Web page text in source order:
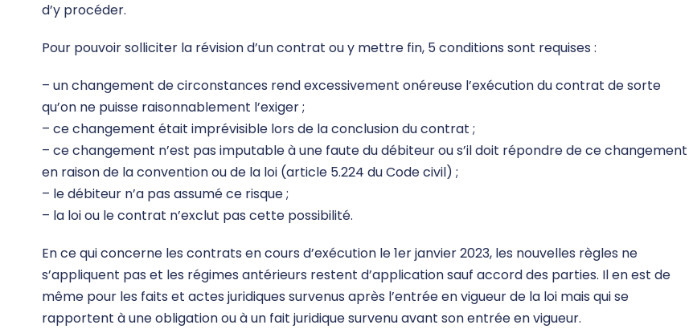
d’y procéder.
Pour pouvoir solliciter la révision d’un contrat ou y mettre fin, 5 conditions sont requises :
– un changement de circonstances rend excessivement onéreuse l’exécution du contrat de sorte
qu’on ne puisse raisonnablement l’exiger ;
– ce changement était imprévisible lors de la conclusion du contrat ;
– ce changement n’est pas imputable à une faute du débiteur ou s’il doit répondre de ce changement
en raison de la convention ou de la loi (article 5.224 du Code civil) ;
– le débiteur n’a pas assumé ce risque ;
– la loi ou le contrat n’exclut pas cette possibilité.
En ce qui concerne les contrats en cours d’exécution le 1er janvier 2023, les nouvelles règles ne
s’appliquent pas et les régimes antérieurs restent d’application sauf accord des parties. Il en est de
même pour les faits et actes juridiques survenus après l’entrée en vigueur de la loi mais qui se
rapportent à une obligation ou à un fait juridique survenu avant son entrée en vigueur.